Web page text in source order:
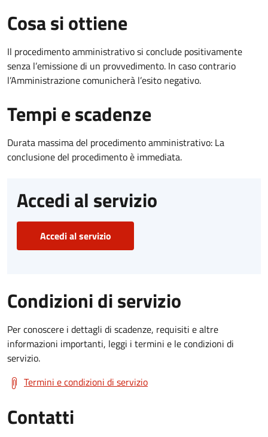
Cosa si ottiene
Il procedimento amministrativo si conclude positivamente
senza l’emissione di un provvedimento. In caso contrario
l’Amministrazione comunicherà l’esito negativo.
Tempi e scadenze
Durata massima del procedimento amministrativo: La
conclusione del procedimento è immediata.
Accedi al servizio
Accedi al servizio
Condizioni di servizio
Per conoscere i dettagli di scadenze, requisiti e altre
informazioni importanti, leggi i termini e le condizioni di
servizio.
Termini e condizioni di servizio
Contatti